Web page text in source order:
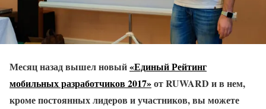
Месяц назад вышел новый«Единый Рейтинг
мобильных разработчиков 2017»от RUWARD и в нем,
кроме постоянных лидеров и участников, вы можете